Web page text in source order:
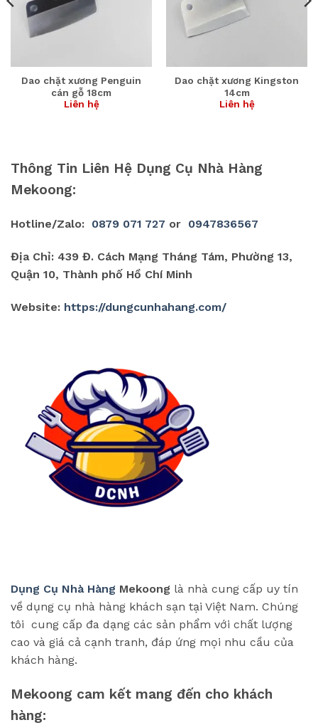
Dao chặt xương Penguin
cán gỗ 18cm
Liên hệ
Dao chặt xương Kingston
14cm
Liên hệ
Thông Tin Liên Hệ Dụng Cụ Nhà Hàng
Mekoong:
Hotline/Zalo: 0879 071 727 or 0947836567
Địa Chỉ: 439 Đ. Cách Mạng Tháng Tám, Phường 13,
Quận 10, Thành phố Hồ Chí Minh
Website: https://dungcunhahang.com/
Dụng Cụ Nhà Hàng Mekoong là nhà cung cấp uy tín
về dụng cụ nhà hàng khách sạn tại Việt Nam. Chúng
tôi cung cấp đa dạng các sản phẩm với chất lượng
cao và giá cả cạnh tranh, đáp ứng mọi nhu cầu của
khách hàng.
Mekoong cam kết mang đến cho khách
hàng: